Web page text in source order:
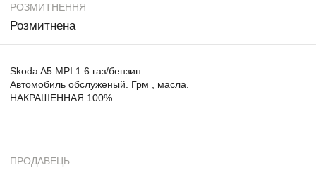
РОЗМИТНЕННЯ
Розмитнена
Skoda A5 MPI 1.6 газ/бензин
Автомобиль обслуженый. Грм , масла.
НАКРАШЕННАЯ 100%
ПРОДАВЕЦЬ